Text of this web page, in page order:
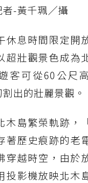
-黃千珮／攝
休息時間限定開
超壯觀景色成為
客可從60公尺
出的壯麗景觀。
木島繁榮軌跡，
著歷史痕跡的老
穿越時空，由於
投影機放映北木